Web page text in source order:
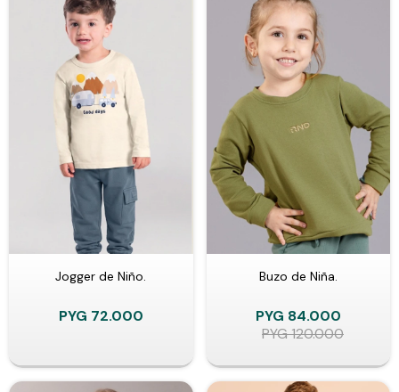
Jogger de Niño.
PYG 72.000
Buzo de Niña.
PYG 84.000
PYG120.000